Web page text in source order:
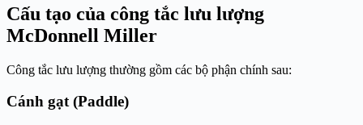
Cấu tạo của công tắc lưu lượng
McDonnell Miller
Công tắc lưu lượng thường gồm các bộ phận chính sau:
Cánh gạt (Paddle)